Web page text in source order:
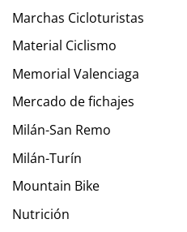
Marchas Cicloturistas
Material Ciclismo
Memorial Valenciaga
Mercado de fichajes
Milán-San Remo
Milán-Turín
Mountain Bike
Nutrición